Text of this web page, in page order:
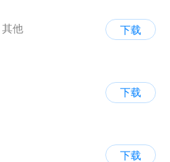
其他
下载
下载
下载